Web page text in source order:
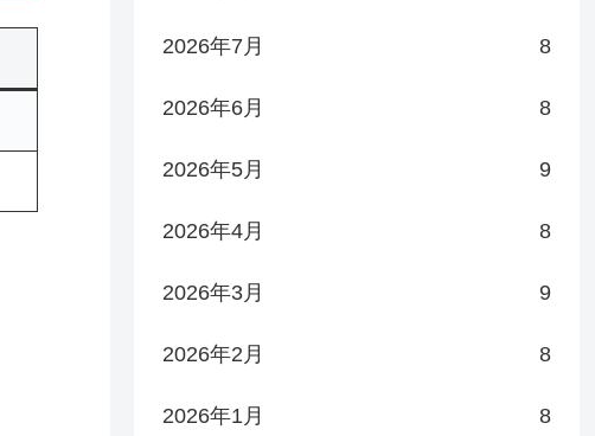
2026年7月 8
2026年6月 8
2026年5月 9
2026年4月 8
2026年3月 9
2026年2月 8
2026年1月 8